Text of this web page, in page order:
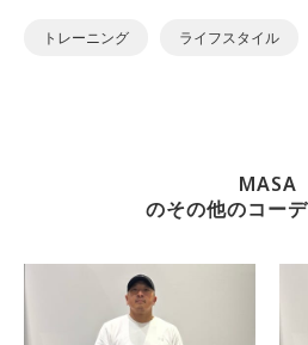
トレーニング ライフスタイル
MASA
のその他のコー